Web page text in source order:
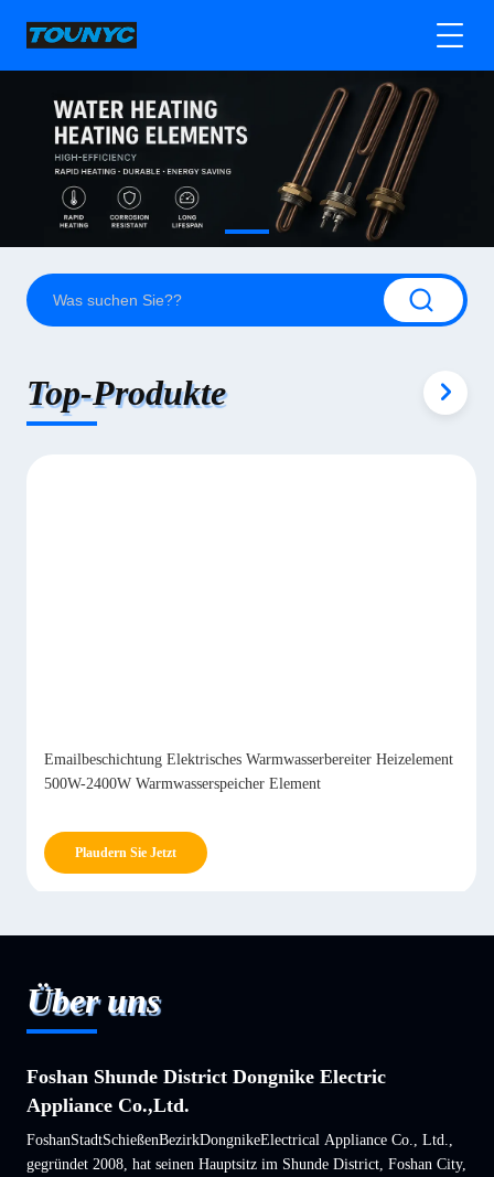
Top-Produkte
Emailbeschichtung Elektrisches Warmwasserbereiter Heizelement
500W-2400W Warmwasserspeicher Element
Plaudern Sie Jetzt
Über uns
Foshan Shunde District Dongnike Electric
Appliance Co.,Ltd.
FoshanStadtSchießenBezirkDongnikeElectrical Appliance Co., Ltd.,
gegründet 2008, hat seinen Hauptsitz im Shunde District, Foshan City,